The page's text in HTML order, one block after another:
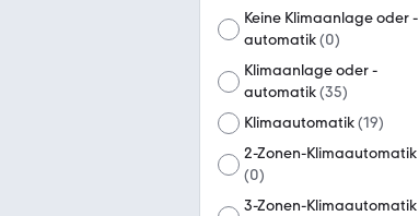
Keine Klimaanlage oder -
automatik(0)
Klimaanlage oder -
automatik(35)
Klimaautomatik(19)
2-Zonen-Klimaautomatik
(0)
3-Zonen-Klimaautomatik